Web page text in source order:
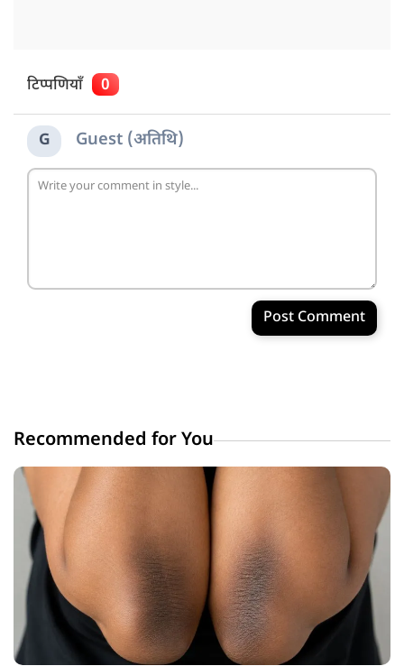
टिप्पणियाँ 0
G Guest (अतिथि)
Post Comment
Recommended for You